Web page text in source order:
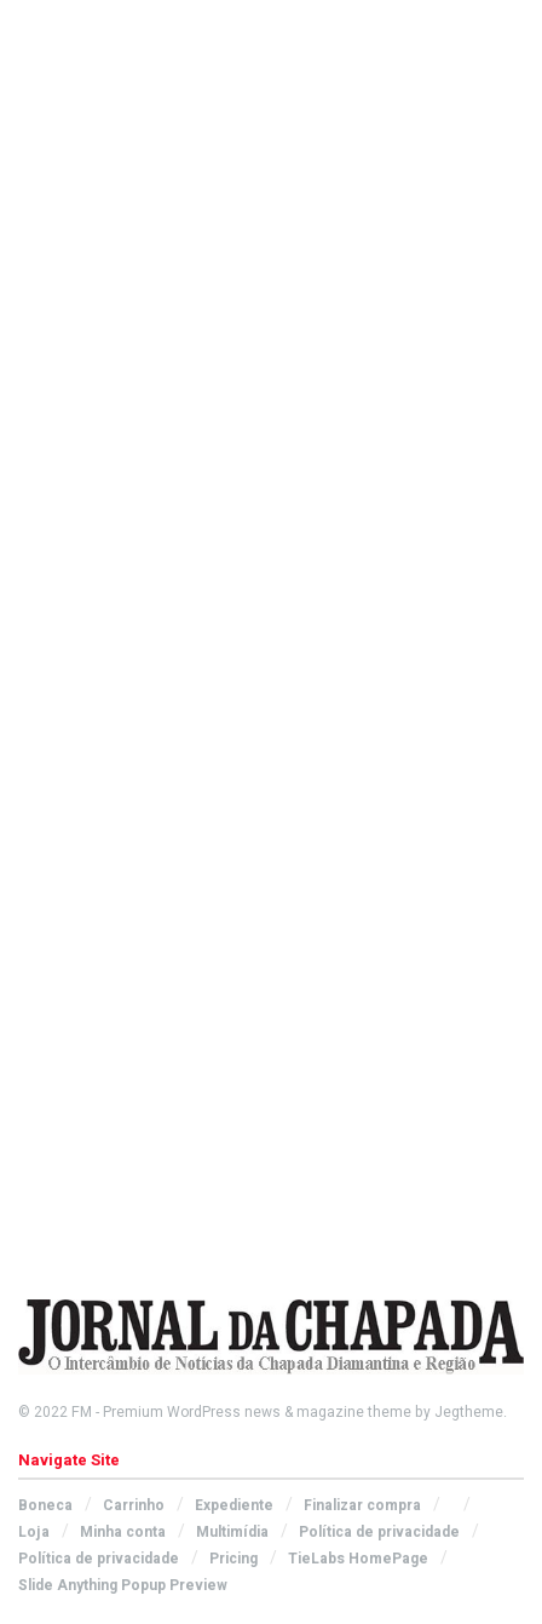
© 2022 FM - Premium WordPress news & magazine theme by Jegtheme.
Navigate Site
Boneca Carrinho Expediente
Finalizar compra
Loja
Minha conta Multimídia
Política de privacidade
Política de privacidade
Pricing
TieLabs HomePage
Slide Anything Popup Preview